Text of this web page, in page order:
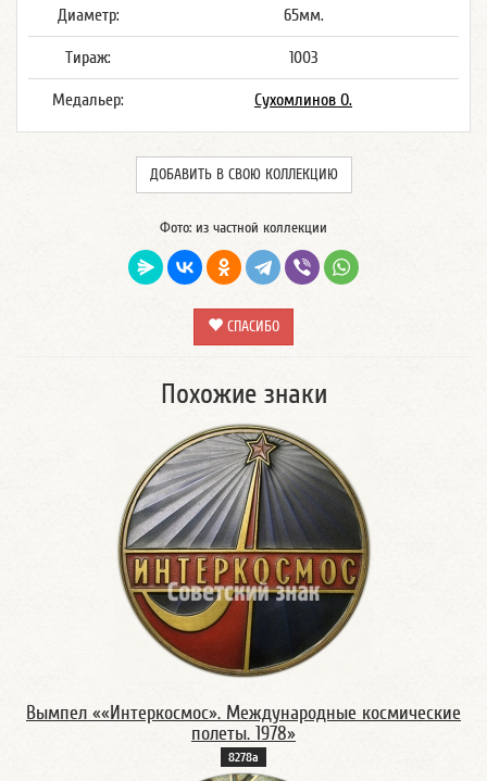
Диаметр: 65мм.
Тираж: 1003
Медальер: Сухомлинов О.
ДОБАВИТЬ В СВОЮ КОЛЛЕКЦИЮ
Фото: из частной коллекции
СПАСИБО
Похожие знаки
Вымпел ««Интеркосмос». Международные космические
полеты. 1978»
8278а